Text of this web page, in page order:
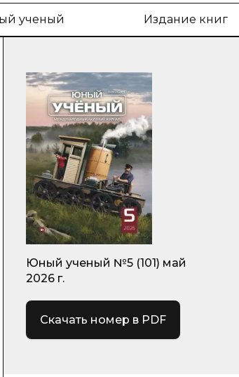
ученый Издание книг
Юный ученый №5 (101) май
2026 г.
Скачать номер в PDF